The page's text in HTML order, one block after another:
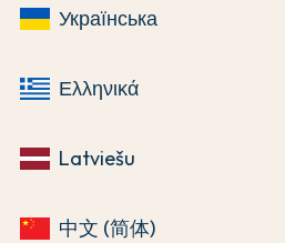
Українська
Ελληνικά
Latviešu
中文 (简体)